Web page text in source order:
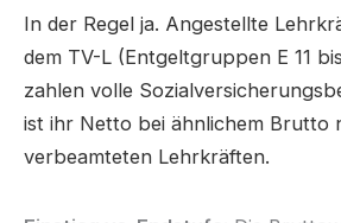
In der Regel ja. Angestellte
dem TV-L (Entgeltgruppen E 11
zahlen volle
ist ihr Netto bei ähnlichem Brutto
verbeamteten Lehrkräften.